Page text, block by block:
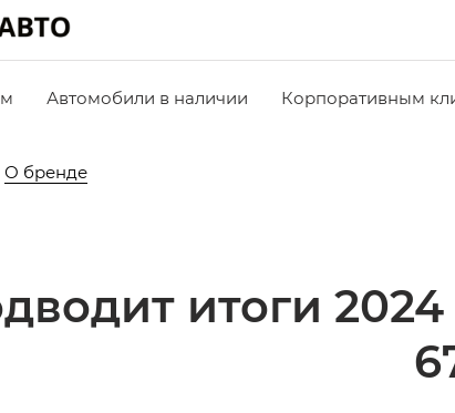
Автомобили в наличии Корпоративным
О бренде
итоги